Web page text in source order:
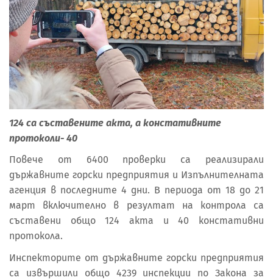
124 са съставените акта, а констативните
протоколи- 40
Повече от 6400 проверки са реализирали
държавните горски предприятия и Изпълнителната
агенция в последните 4 дни. В периода от 18 до 21
март включително в резултат на контрола са
съставени общо 124 акта и 40 констативни
протокола.
Инспекторите от държавните горски предприятия
са извършили общо 4239 инспекции по Закона за